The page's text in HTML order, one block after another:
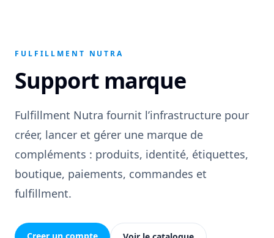
FULFILLMENT NUTRA
Support marque
Fulfillment Nutra fournit l’infrastructure pour
créer, lancer et gérer une marque de
compléments : produits, identité, étiquettes,
boutique, paiements, commandes et
fulfillment.